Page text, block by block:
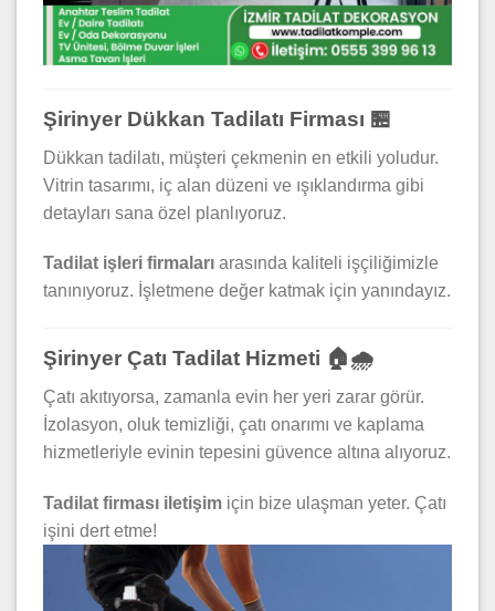
Şirinyer Dükkan Tadilatı Firması 🏪
Dükkan tadilatı, müşteri çekmenin en etkili yoludur.
Vitrin tasarımı, iç alan düzeni ve ışıklandırma gibi
detayları sana özel planlıyoruz.
Tadilat işleri firmaları arasında kaliteli işçiliğimizle
tanınıyoruz. İşletmene değer katmak için yanındayız.
Şirinyer Çatı Tadilat Hizmeti 🏠🌧️
Çatı akıtıyorsa, zamanla evin her yeri zarar görür.
İzolasyon, oluk temizliği, çatı onarımı ve kaplama
hizmetleriyle evinin tepesini güvence altına alıyoruz.
Tadilat firması iletişim için bize ulaşman yeter. Çatı
işini dert etme!